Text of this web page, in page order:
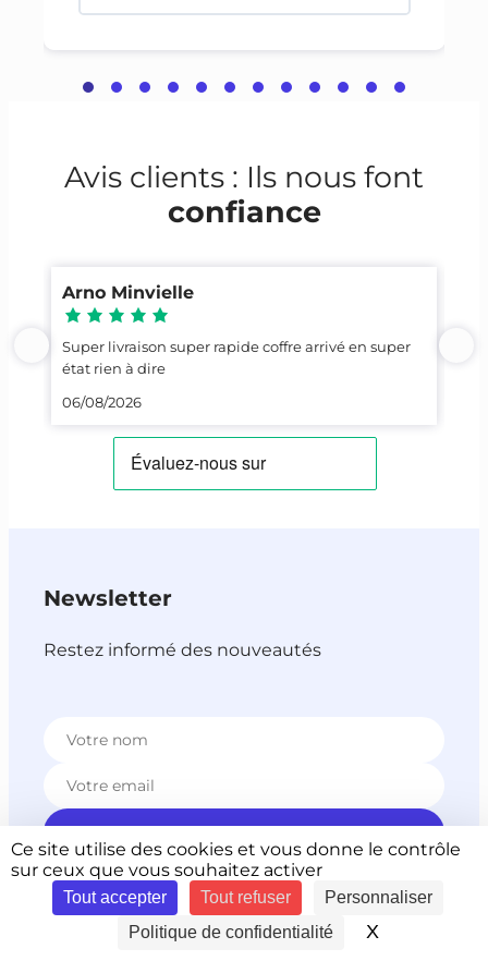
Ce site utilise des cookies et vous donne le contrôle
sur ceux que vous souhaitez activer
Tout accepter Tout refuser
Personnaliser
Politique de confidentialité
XMasquer le
Avis clients : Ils nous font
confiance
Arno Minvielle
Super livraison super rapide coffre arrivé en super
état rien à dire
06/08/2026
Newsletter
Restez informé des nouveautés
Nous utilisons Brevo en tant que plateforme marketing.
En soumettant ce formulaire, vous reconnaissez que les
informations que vous allez fournir seront transmises à
Brevo en sa qualité de processeur de données; et ce